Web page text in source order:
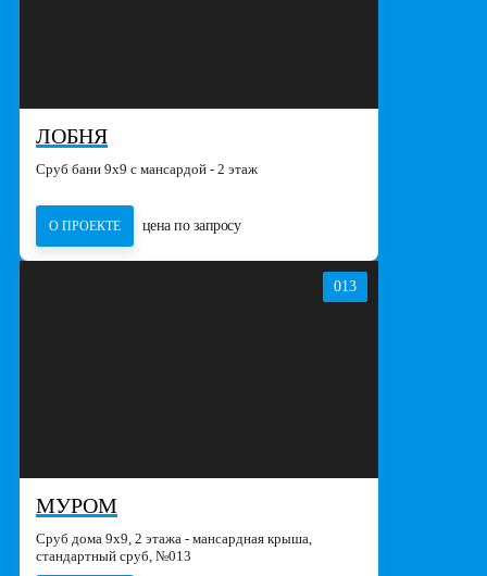
ЛОБНЯ
Сруб бани 9х9 с мансардой - 2 этаж
О ПРОЕКТЕ цена по запросу
013
МУРОМ
Сруб дома 9х9, 2 этажа - мансардная крыша,
стандартный сруб, №013